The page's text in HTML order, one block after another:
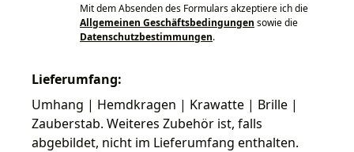
Mit dem Absenden des Formulars akzeptiere ich die
Allgemeinen Geschäftsbedingungen sowie die
Datenschutzbestimmungen.
Lieferumfang:
Umhang | Hemdkragen | Krawatte | Brille |
Zauberstab. Weiteres Zubehör ist, falls
abgebildet, nicht im Lieferumfang enthalten.